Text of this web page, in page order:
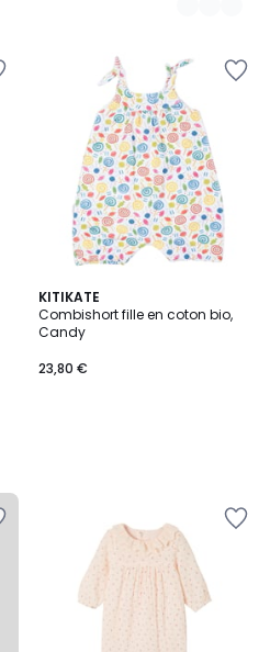
KITIKATE
Combishort fille en coton bio,
Candy
23,80 €